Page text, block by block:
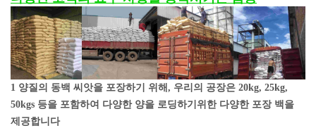
1 양질의 동백 씨앗을 포장하기 위해, 우리의 공장은 20kg, 25kg,
50kgs 등을 포함하여 다양한 양을 로딩하기위한 다양한 포장 백을
제공합니다